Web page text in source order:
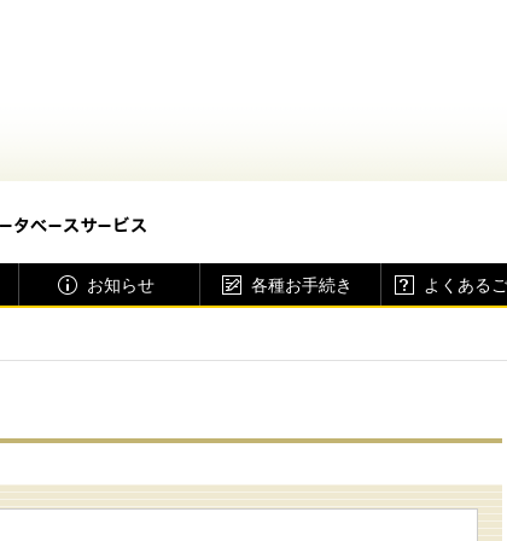
お知らせ 各種お手続き よくある